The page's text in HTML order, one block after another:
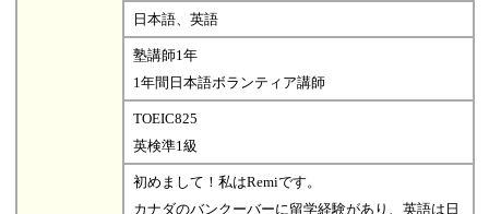
日本語、英語
塾講師1年
1年間日本語ボランティア講師
TOEIC825
英検準1級
初めまして！私はRemiです。
カナダのバンクーバーに留学経験があり、英語は日